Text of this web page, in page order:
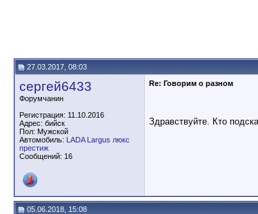
27.03.2017, 08:03
сергей6433
Форумчанин
Регистрация: 11.10.2016
Адрес: бийск
Пол: Мужской
Автомобиль: LADA Largus люкс
престиж
Сообщений: 16
Re: Говорим о разном
Здравствуйте. Кто
05.06.2018, 15:08